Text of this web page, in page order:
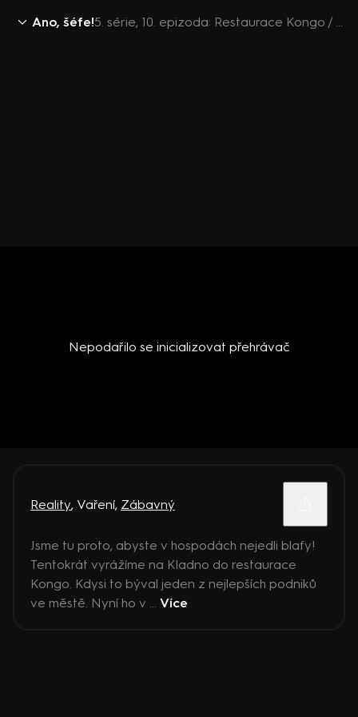
Ano, šéfe! 5. série, 10. epizoda: Restaurace Kongo / Kladno
Nepodařilo se inicializovat přehrávač
Reality, Vaření, Zábavný
Jsme tu proto, abyste v hospodách nejedli blafy!
Tentokrát vyrážíme na Kladno do restaurace
Kongo. Kdysi to býval jeden z nejlepších podniků
ve městě. Nyní ho v ... Více